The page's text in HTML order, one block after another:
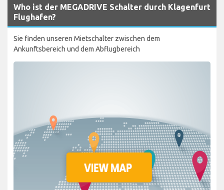
Who ist der MEGADRIVE Schalter durch Klagenfurt
Flughafen?
Sie finden unseren Mietschalter zwischen dem
Ankunftsbereich und dem Abflugbereich